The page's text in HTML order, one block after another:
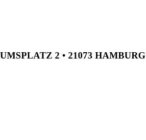
2 • 21073 HAMBURG